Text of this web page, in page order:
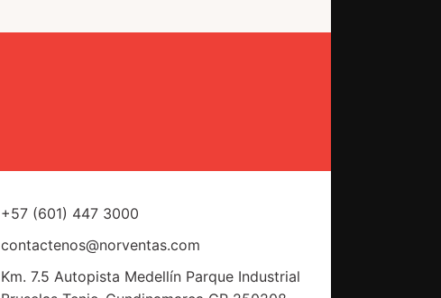
+57 (601) 447 3000
contactenos@norventas.com
Km. 7.5 Autopista Medellín Parque Industrial